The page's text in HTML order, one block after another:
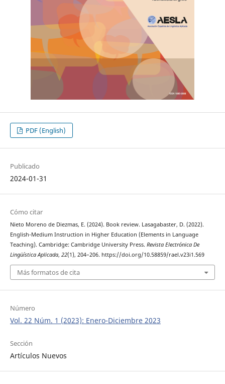
PDF (English)
Publicado
2024-01-31
Cómo citar
Nieto Moreno de Diezmas, E. (2024). Book review. Lasagabaster, D. (2022).
English-Medium Instruction in Higher Education (Elements in Language
Teaching). Cambridge: Cambridge University Press. Revista Electrónica De
Lingüística Aplicada, 22(1), 204–206. https://doi.org/10.58859/rael.v23i1.569
Más formatos de cita
Número
Vol. 22 Núm. 1 (2023): Enero-Diciembre 2023
Sección
Artículos Nuevos